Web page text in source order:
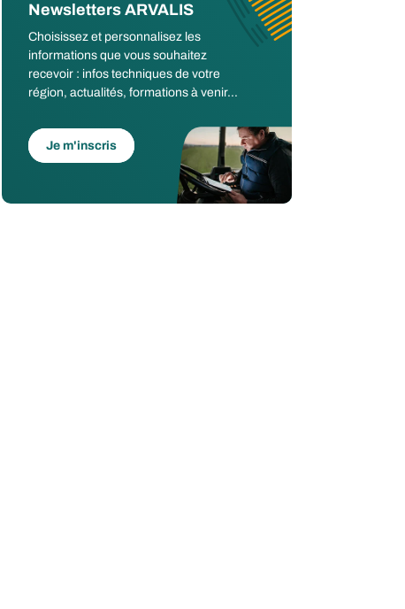
Newsletters ARVALIS
Choisissez et personnalisez les
informations que vous souhaitez
recevoir : infos techniques de votre
région, actualités, formations à venir...
Je m'inscris